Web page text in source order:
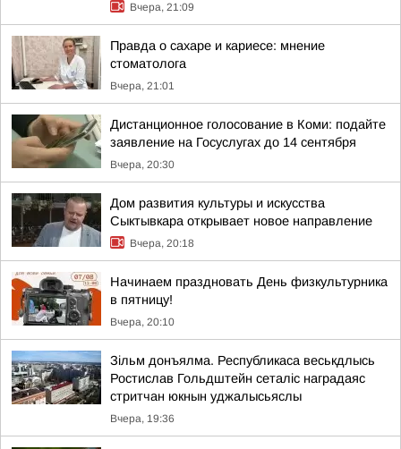
Вчера, 21:09
Правда о сахаре и кариесе: мнение
стоматолога
Вчера, 21:01
Дистанционное голосование в Коми: подайте
заявление на Госуслугах до 14 сентября
Вчера, 20:30
Дом развития культуры и искусства
Сыктывкара открывает новое направление
Вчера, 20:18
Начинаем праздновать День физкультурника
в пятницу!
Вчера, 20:10
Зільм донъялма. Республикаса веськдлысь
Ростислав Гольдштейн сеталіс наградаяс
стритчан юкнын уджалысьяслы
Вчера, 19:36